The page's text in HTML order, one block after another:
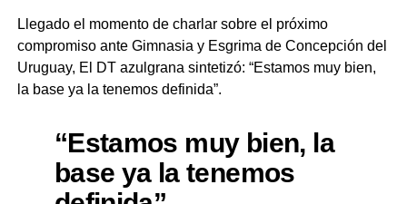
Llegado el momento de charlar sobre el próximo
compromiso ante Gimnasia y Esgrima de Concepción del
Uruguay, El DT azulgrana sintetizó: “Estamos muy bien,
la base ya la tenemos definida”.
“Estamos muy bien, la
base ya la tenemos